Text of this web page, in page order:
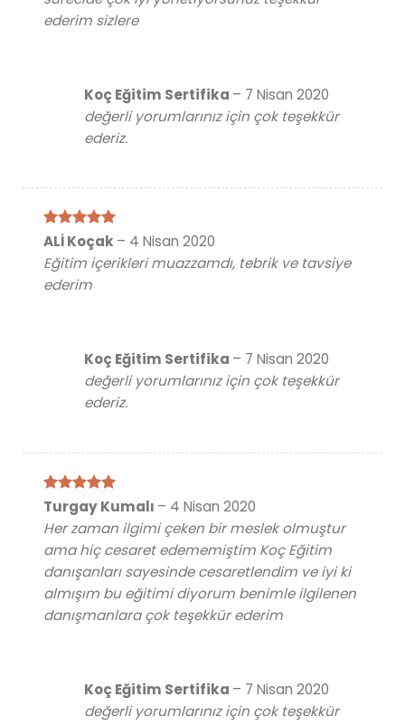
ederim sizlere
Koç Eğitim Sertifika – 7 Nisan 2020
değerli yorumlarınız için çok teşekkür
ederiz.
5 üzerinden
oy aldı
ALİ Koçak – 4 Nisan 2020
Eğitim içerikleri muazzamdı, tebrik ve tavsiye
ederim
Koç Eğitim Sertifika – 7 Nisan 2020
değerli yorumlarınız için çok teşekkür
ederiz.
5 üzerinden
oy aldı
Turgay Kumalı – 4 Nisan 2020
Her zaman ilgimi çeken bir meslek olmuştur
ama hiç cesaret edememiştim Koç Eğitim
danışanları sayesinde cesaretlendim ve iyi ki
almışım bu eğitimi diyorum benimle ilgilenen
danışmanlara çok teşekkür ederim
Koç Eğitim Sertifika – 7 Nisan 2020
değerli yorumlarınız için çok teşekkür